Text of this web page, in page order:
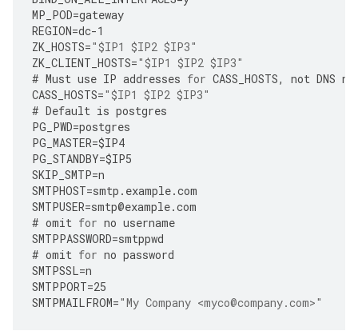
MP_POD=gateway
REGION=dc-1
ZK_HOSTS="$IP1 $IP2 $IP3"
ZK_CLIENT_HOSTS="$IP1 $IP2 $IP3"
# Must use IP addresses for CASS_HOSTS, not DNS
CASS_HOSTS="$IP1 $IP2 $IP3"
# Default is postgres
PG_PWD=postgres
PG_MASTER=$IP4
PG_STANDBY=$IP5
SKIP_SMTP=n
SMTPHOST=smtp . example.com
SMTPUSER=smtp@example.com
# omit for no username
SMTPPASSWORD=smtppwd
# omit for no password
SMTPSSL=n
SMTPPORT=25
SMTPMAILFROM="My Company <myco@company.com>"